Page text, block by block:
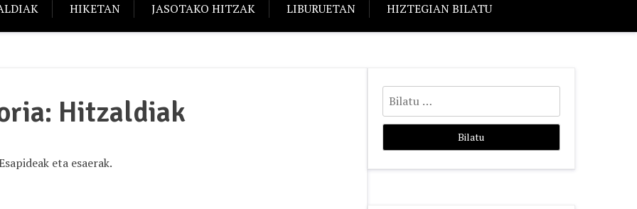
HIKETAN JASOTAKO HITZAK LIBURUETAN HIZTEGIAN BILATU
Hitzaldiak
eta esaerak.
Bilatu: